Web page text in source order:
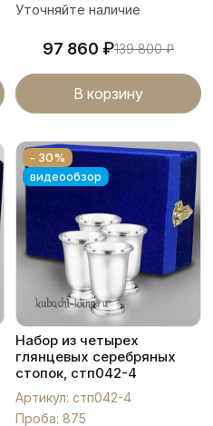
Уточняйте наличие
97 860 ₽139 800₽
В корзину
- 30%
видеообзор
Набор из четырех
глянцевых серебряных
стопок, стп042-4
Артикул: стп042-4
Проба: 875